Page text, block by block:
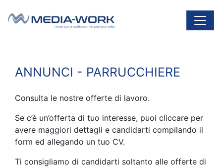
Navigazione principale
ANNUNCI - PARRUCCHIERE
Consulta le nostre offerte di lavoro.
Se c’è un’offerta di tuo interesse, puoi cliccare per
avere maggiori dettagli e candidarti compilando il
form ed allegando un tuo CV.
Ti consigliamo di candidarti soltanto alle offerte di